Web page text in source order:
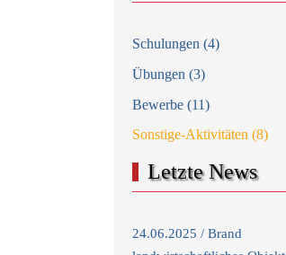
Schulungen (4)
Übungen (3)
Bewerbe (11)
Sonstige-Aktivitäten (8)
Letzte News
24.06.2025 / Brand